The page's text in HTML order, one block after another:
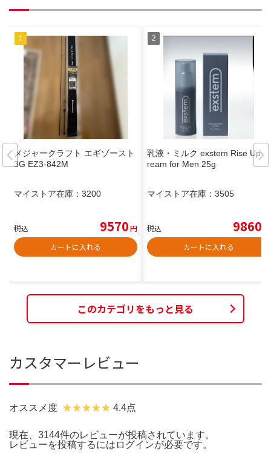
メジャークラフト エギゾースト
3G EZ3-842M
マイストア在庫： 3200
税込 9570円
カートに入れる
乳液・ミルク exstem Rise Up C
ream for Men 25g
マイストア在庫： 3505
税込 9860
カートに入れる
このカテゴリをもっと見る
カスタマーレビュー
オススメ度 4.4点
現在、3144件のレビューが投稿されています。
レビューを投稿するには ログインが必要です。